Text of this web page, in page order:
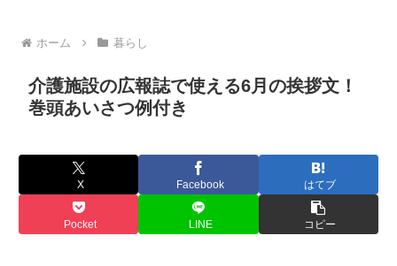
ホーム 暮らし
介護施設の広報誌で使える6月の挨拶文！
巻頭あいさつ例付き
X Facebook はてブ
Pocket LINE コピー